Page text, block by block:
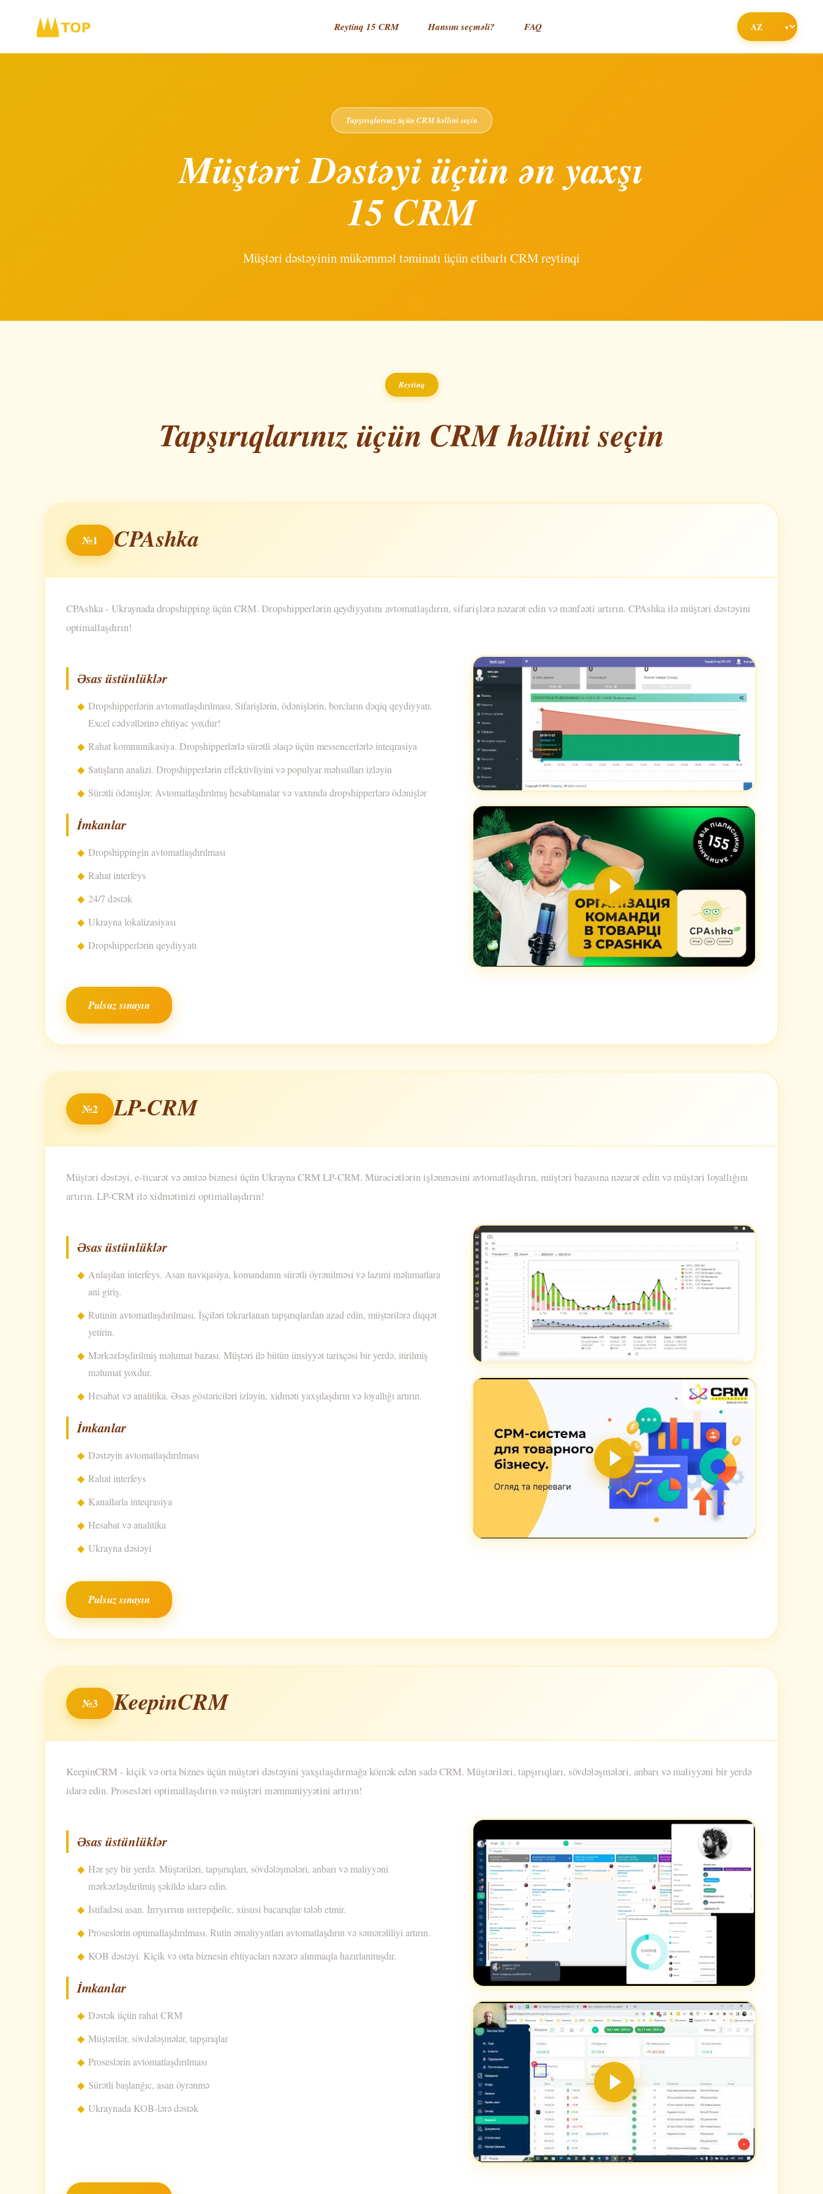
Reytinq 15 CRM Hansını seçməli? FAQ
Tapşırıqlarınız üçün CRM həllini seçin
Müştəri Dəstəyi üçün ən yaxşı
15 CRM
Müştəri dəstəyinin mükəmməl təminatı üçün etibarlı CRM reytinqi
Reytinq
Tapşırıqlarınız üçün CRM həllini seçin
№1 CPAshka
CPAshka - Ukraynada dropshipping üçün CRM. Dropshipperlərin qeydiyyatını avtomatlaşdırın, sifarişlərə nəzarət edin və mənfəəti artırın. CPAshka ilə müştəri dəstəyini
optimallaşdırın!
Əsas üstünlüklər
Dropshipperlərin avtomatlaşdırılması. Sifarişlərin, ödənişlərin, borcların dəqiq qeydiyyatı.
Excel cədvəllərinə ehtiyac yoxdur!
Rahat kommunikasiya. Dropshipperlərlə sürətli əlaqə üçün messencerlərlə inteqrasiya
Satışların analizi. Dropshipperlərin effektivliyini və populyar məhsulları izləyin
Sürətli ödənişlər. Avtomatlaşdırılmış hesablamalar və vaxtında dropshipperlərə ödənişlər
İmkanlar
Dropshippingin avtomatlaşdırılması
Rahat interfeys
24/7 dəstək
Ukrayna lokalizasiyası
Dropshipperlərin qeydiyyatı
Pulsuz sınayın
№2 LP-CRM
Müştəri dəstəyi, e-ticarət və əmtəə biznesi üçün Ukrayna CRM LP-CRM. Müraciətlərin işlənməsini avtomatlaşdırın, müştəri bazasına nəzarət edin və müştəri loyallığını
artırın. LP-CRM ilə xidmətinizi optimallaşdırın!
Əsas üstünlüklər
Anlaşılan interfeys. Asan naviqasiya, komandanın sürətli öyrənilməsi və lazımi məlumatlara
ani giriş.
Rutinin avtomatlaşdırılması. İşçiləri təkrarlanan tapşırıqlardan azad edin, müştərilərə diqqət
yetirin.
Mərkəzləşdirilmiş məlumat bazası. Müştəri ilə bütün ünsiyyət tarixçəsi bir yerdə, itirilmiş
məlumat yoxdur.
Hesabat və analitika. Əsas göstəriciləri izləyin, xidməti yaxşılaşdırın və loyallığı artırın.
İmkanlar
Dəstəyin avtomatlaşdırılması
Rahat interfeys
Kanallarla inteqrasiya
Hesabat və analitika
Ukrayna dəstəyi
Pulsuz sınayın
№3 KeepinCRM
KeepinCRM - kiçik və orta biznes üçün müştəri dəstəyini yaxşılaşdırmağa kömək edən sadə CRM. Müştəriləri, tapşırıqları, sövdələşmələri, anbarı və maliyyəni bir yerdə
idarə edin. Prosesləri optimallaşdırın və müştəri məmnuniyyətini artırın!
Əsas üstünlüklər
Hər şey bir yerdə. Müştəriləri, tapşırıqları, sövdələşmələri, anbarı və maliyyəni
mərkəzləşdirilmiş şəkildə idarə edin.
İstifadəsi asan. İnтуитив интерфейс, хüsusi bacarıqlar tələb etmir.
Proseslərin optimallaşdırılması. Rutin əməliyyatları avtomatlaşdırın və səmərəliliyi artırın.
KOB dəstəyi. Kiçik və orta biznesin ehtiyacları nəzərə alınmaqla hazırlanmışdır.
İmkanlar
Dəstək üçün rahat CRM
Müştərilər, sövdələşmələr, tapşırıqlar
Proseslərin avtomatlaşdırılması
Sürətli başlanğıc, asan öyrənmə
Ukraynada KOB-lərə dəstək